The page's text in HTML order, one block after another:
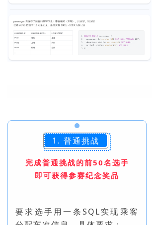
1. 普通挑战
完成普通挑战的前50名选手
即可获得参赛纪念奖品
要求选手用一条SQL实现乘客